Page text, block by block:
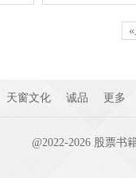
天窗文化 诚品 更多
@2022-2026 股票书